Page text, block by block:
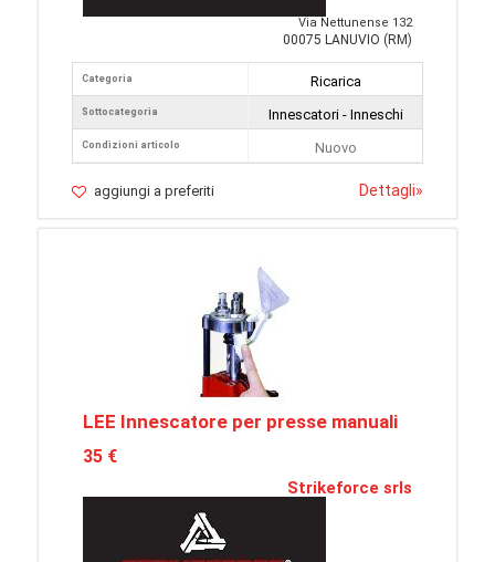
Via Nettunense 132
00075 LANUVIO (RM)
Categoria
Sottocategoria
Condizioni articolo
Ricarica
Innescatori - Inneschi
Nuovo
aggiungi a preferiti Dettagli»
LEE Innescatore per presse manuali
35 €
Strikeforce srls